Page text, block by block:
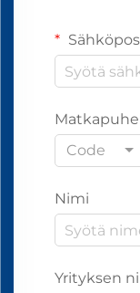
Code
Nimi
Yrityksen